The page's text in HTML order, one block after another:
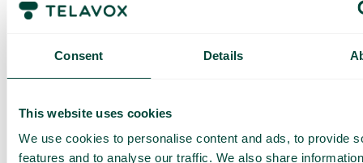
Consent Details
This website uses cookies
We use cookies to personalise content and ads, to provide
features and to analyse our traffic. We also share
Henkilökohtaiset webhookit
Anna Telavoxin puheluiden käynnistää